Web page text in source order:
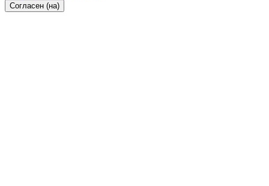
Согласен (на)